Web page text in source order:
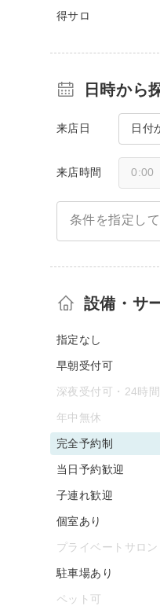
得サロ
日時から
来店日 日付
来店時間
条件を指定し
設備・サ
指定なし
早朝受付可
深夜受付可・24時
年中無休
完全予約制
当日予約歓迎
子連れ歓迎
個室あり
プライベートサロン
駐車場あり
ペット可